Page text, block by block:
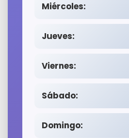
Miércoles:
Jueves:
Viernes:
Sábado:
Domingo: